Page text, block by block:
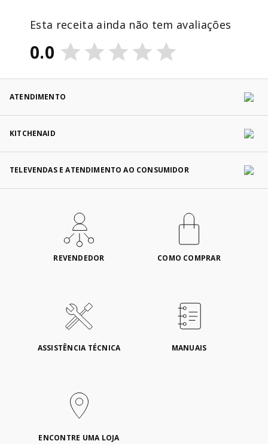
Esta receita ainda não tem avaliações
0.0
ATENDIMENTO
KITCHENAID
TELEVENDAS E ATENDIMENTO AO CONSUMIDOR
REVENDEDOR COMO COMPRAR
ASSISTÊNCIA TÉCNICA MANUAIS
ENCONTRE UMA LOJA